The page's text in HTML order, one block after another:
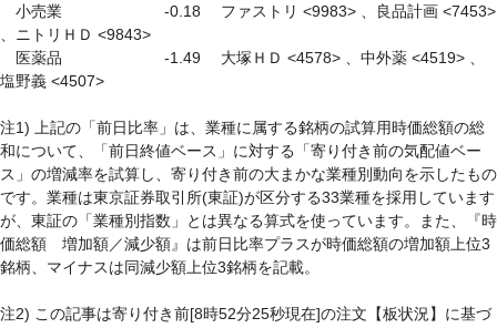
小売業　　　　　 　 -0.18 　ファストリ <9983> 、良品計画 <7453>
、ニトリＨＤ <9843>
医薬品　　　　　 　 -1.49 　大塚ＨＤ <4578> 、中外薬 <4519> 、
塩野義 <4507>
注1) 上記の「前日比率」は、業種に属する銘柄の試算用時価総額の総
和について、「前日終値ベース」に対する「寄り付き前の気配値ベー
ス」の増減率を試算し、寄り付き前の大まかな業種別動向を示したもの
です。業種は東京証券取引所(東証)が区分する33業種を採用しています
が、東証の「業種別指数」とは異なる算式を使っています。また、『時
価総額　増加額／減少額』は前日比率プラスが時価総額の増加額上位3
銘柄、マイナスは同減少額上位3銘柄を記載。
注2) この記事は寄り付き前[8時52分25秒現在]の注文【板状況】に基づ